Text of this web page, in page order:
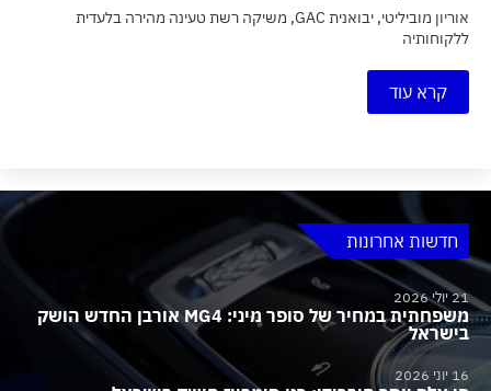
אוריון מוביליטי, יבואנית GAC, משיקה רשת טעינה מהירה בלעדית
ללקוחותיה
קרא עוד
חדשות אחרונות
21 יולי 2026
משפחתית במחיר של סופר מיני: MG4 אורבן החדש הושק
בישראל
16 יוני 2026